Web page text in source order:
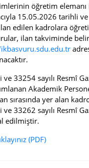
öğretim elemanı
15.05.2026 tarihli ve
edilen kadrolara
ilan takviminde
33254 sayılı Resmî
Akademik
sırasında yer alan
33262 sayılı Resmî
edilmiştir.
(PDF)